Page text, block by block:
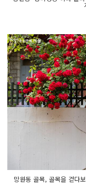
망원동 골목, 골목을 걷다